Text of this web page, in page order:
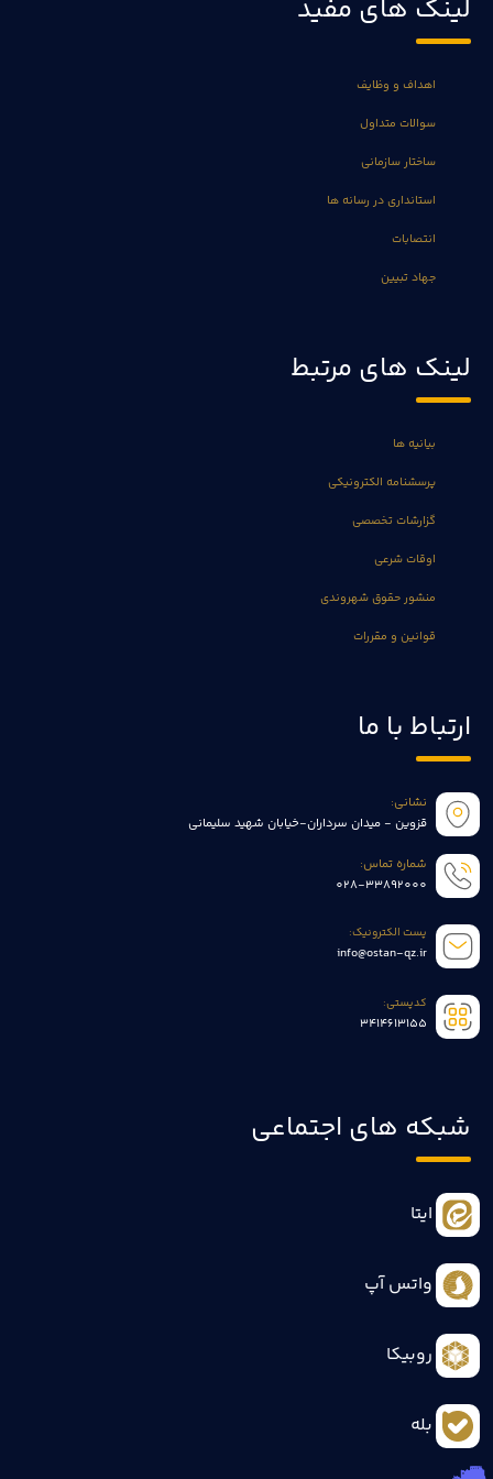
لینک های مفید
اهداف و وظایف
سوالات متداول
ساختار سازمانی
استانداری در رسانه ها
انتصابات
جهاد تبیین
لینک های مرتبط
بیانیه ها
پرسشنامه الکترونیکی
گزارشات تخصصی
اوقات شرعی
منشور حقوق شهروندی
قوانین و مقررات
ارتباط با ما
نشانی:
قزوین - میدان سرداران-خیابان شهید سلیمانی
شماره تماس:
028-33892000
پست الکترونیک:
info@ostan-qz.ir
کدپستی:
3414613155
شبکه های اجتماعی
ایتا
واتس آپ
روبیکا
بله